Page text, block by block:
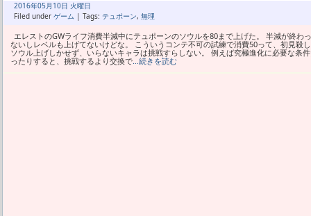
2016年05月 10日 火曜日
Filed under ゲーム | Tags: テュポーン, 無理
エレストのGWライフ消費半減中にテュポーンのソウルを80まで上げた。 半減が終わ
ないしレベルも上げてないけどな。 こういうコンテ不可の試練で消費50って、初見殺
ソウル上げしかせず、いらないキャラは挑戦すらしない。 例えば究極進化に必要な条
ったりすると、挑戦するより交換で…続きを読む